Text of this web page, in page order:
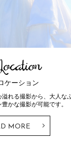
ケーション
れる撮影から、大人な
かな撮影が可能です。
MORE